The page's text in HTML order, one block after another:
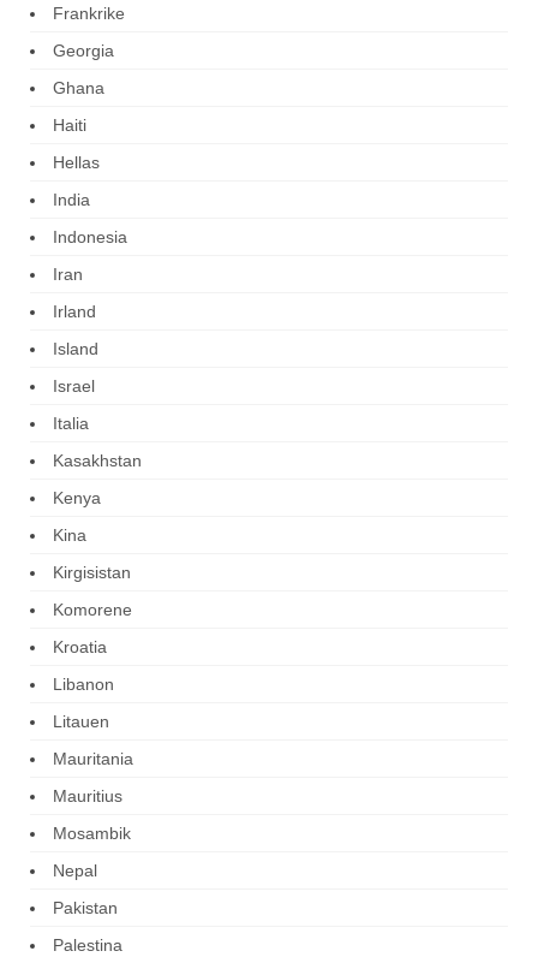
Frankrike
Georgia
Ghana
Haiti
Hellas
India
Indonesia
Iran
Irland
Island
Israel
Italia
Kasakhstan
Kenya
Kina
Kirgisistan
Komorene
Kroatia
Libanon
Litauen
Mauritania
Mauritius
Mosambik
Nepal
Pakistan
Palestina